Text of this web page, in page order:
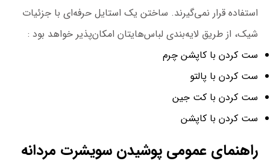
استفاده قرار‌ نمی‌گیرند. ساختن یک استایل حرفه‌ای با جزئیات
شیک، از طریق لایه‌بندی لباس‌هایتان امکان‌پذیر خواهد بود :
ست کردن با کاپشن چرم
ست کردن با پالتو
ست کردن با کت جین
ست کردن با کاپشن
راهنمای عمومی پوشیدن سویشرت مردانه